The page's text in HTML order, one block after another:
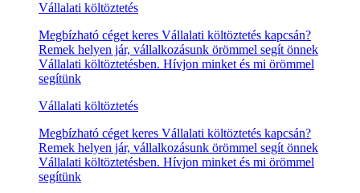
Vállalati költöztetés
Megbízható céget keres Vállalati költöztetés kapcsán?
Remek helyen jár, vállalkozásunk örömmel segít önnek
Vállalati költöztetésben. Hívjon minket és mi örömmel
segítünk
Vállalati költöztetés
Megbízható céget keres Vállalati költöztetés kapcsán?
Remek helyen jár, vállalkozásunk örömmel segít önnek
Vállalati költöztetésben. Hívjon minket és mi örömmel
segítünk